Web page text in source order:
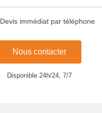
Devis immédiat par téléphone
Nous contacter
Disponible 24h/24, 7/7